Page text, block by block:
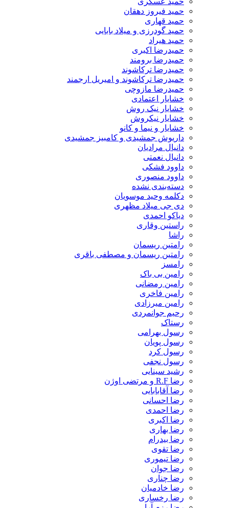
حمید فیروز دهقان
حمید قهاری
حمید گودرزی و میلاد بابایی
حمید هیراد
حمیدرضا اکبری
حمیدرضا برومند
حمیدرضا ترکاشوند
حمیدرضا ترکاشوند و امیریل ارجمند
حمیدرضا مازوچی
خشایار اعتمادی
خشایار نیک روش
خشایار نیکروش
خشایار و نیما و کانو
داریوش جمشیدی و کامبیز جمشیدی
دانیال مرادیان
دانیال نعمتی
داوود فشکی
داوود منصوری
دسته‌بندی نشده
دکلمه وحید موسویان
دی جی میلاد مظهری
دیاکو احمدی
راستین وقاری
راشا
رامتین ریسمان
رامتین ریسمان و مصطفی باقری
رامسز
رامین بی باک
رامین رمضانی
رامین فاخری
رامین میرزادی
رحیم جوانمردی
رستاک
رسول بهرامی
رسول پویان
رسول کرد
رسول نجفی
رشید سینایی
رضا R.F و مرتضی اوژن
رضا آقابابایی
رضا احسانی
رضا احمدی
رضا اکبری
رضا بهاری
رضا بیدرام
رضا تقوی
رضا تیموری
رضا جوان
رضا چناری
رضا خادمیان
رضا رخساری